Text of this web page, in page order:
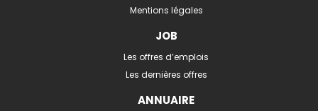
Mentions légales
JOB
Les offres d’emplois
Les dernières offres
ANNUAIRE